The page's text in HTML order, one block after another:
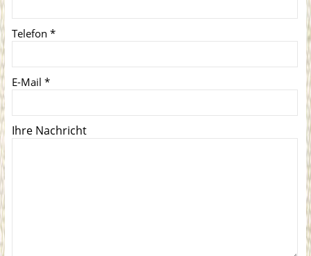
Telefon *
E-Mail *
Ihre Nachricht